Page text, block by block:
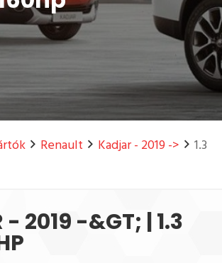
Renault Kadjar - 2019 ->
1.3
- 2019 -&GT; | 1.3